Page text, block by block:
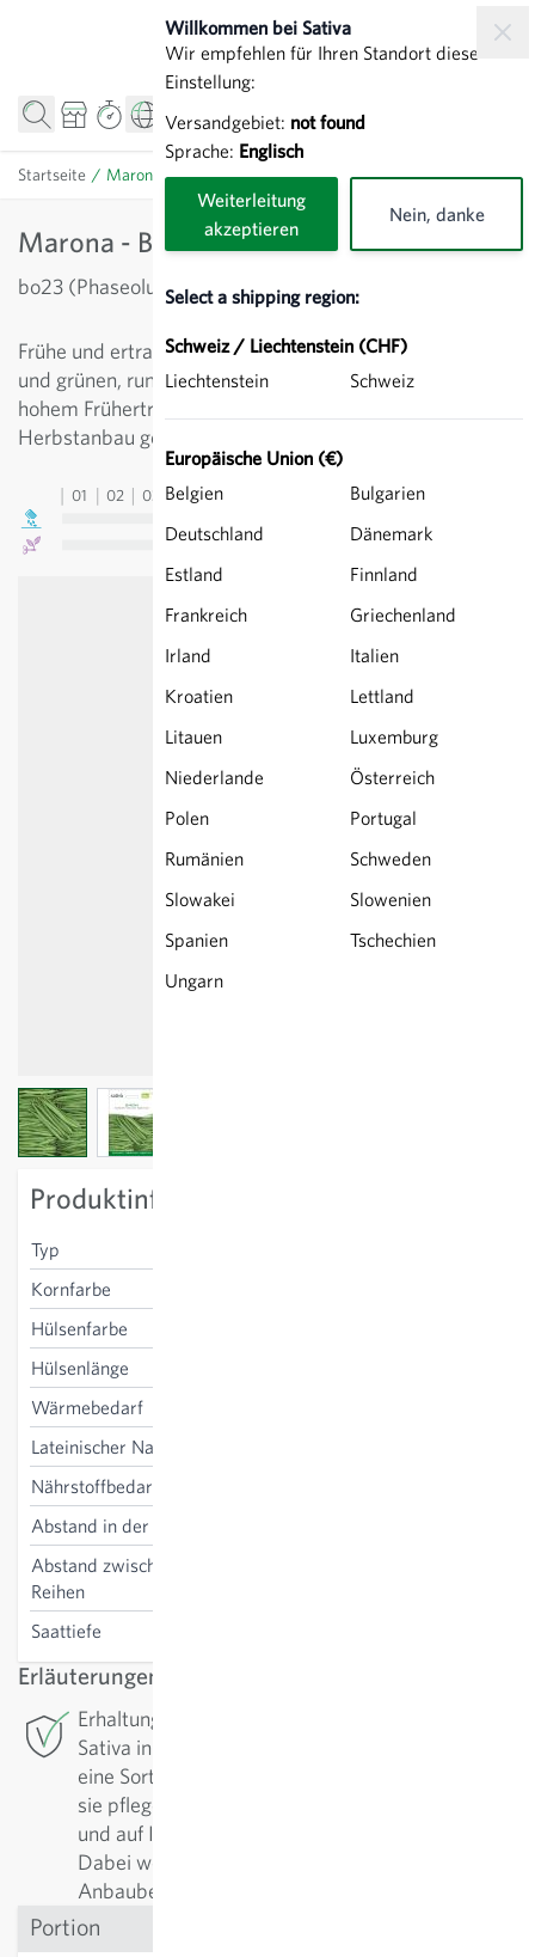
Willkommen bei Sativa
Wir empfehlen für Ihren Standort diese
Einstellung:
Versandgebiet: not found
Sprache: Englisch
Weiterleitung
akzeptieren
Nein, danke
Select a shipping region:
Schweiz / Liechtenstein (CHF)
Liechtenstein
Schweiz
Europäische Union (€)
Belgien
Bulgarien
Deutschland
Dänemark
Estland
Finnland
Frankreich
Griechenland
Irland
Italien
Kroatien
Lettland
Litauen
Luxemburg
Niederlande
Österreich
Polen
Portugal
Rumänien
Schweden
Slowakei
Slowenien
Spanien
Tschechien
Ungarn
Startseite / Marona - Buschbohne
Marona - Buschbohne
bo23 (Phaseolus vulgaris)
Frühe und ertragreiche Bohne mit beigefarbenem Korn
und grünen, rundovalen Hülsen. Sehr auflauffreudig mit
hohem Frühertrag, auch für den geschützten und
Herbstanbau geeignet.
01 02 03 04 05 09 10
View larger imageView larger image
Produktinformation
Typ
Kornfarbe
Hülsenfarbe
Hülsenlänge
Wärmebedarf
Lateinischer Name
Nährstoffbedarf
Abstand in der Reihe
Abstand zwischen den
Reihen
Saattiefe
Erläuterungen
Erhaltungszüchtung: Für diese Sorte betreibt
Sativa in Rheinau die Erhaltungszüchtung. Um
eine Sorte in hoher Qualität zu sichern, muss man
sie pflegen. Regelmässig werden sie nachgebaut
und auf Ihre positiven Eigenschaften selektiert.
Dabei werden die Sorten fortlaufend den
Anbaubedingungen angepasst und verbessert.
Portion